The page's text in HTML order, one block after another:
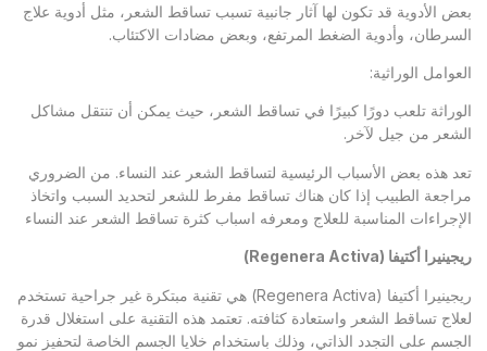
بعض الأدوية قد تكون لها آثار جانبية تسبب تساقط الشعر، مثل أدوية علاج
السرطان، وأدوية الضغط المرتفع، وبعض مضادات الاكتئاب.
العوامل الوراثية:
الوراثة تلعب دورًا كبيرًا في تساقط الشعر، حيث يمكن أن تنتقل مشاكل
الشعر من جيل لآخر.
تعد هذه بعض الأسباب الرئيسية لتساقط الشعر عند النساء. من الضروري
مراجعة الطبيب إذا كان هناك تساقط مفرط للشعر لتحديد السبب واتخاذ
الإجراءات المناسبة للعلاج ومعرفه اسباب كثرة تساقط الشعر عند النساء
ريجينيرا أكتيفا (Regenera Activa)
ريجينيرا أكتيفا (Regenera Activa) هي تقنية مبتكرة غير جراحية تستخدم
لعلاج تساقط الشعر واستعادة كثافته. تعتمد هذه التقنية على استغلال قدرة
الجسم على التجدد الذاتي، وذلك باستخدام خلايا الجسم الخاصة لتحفيز نمو